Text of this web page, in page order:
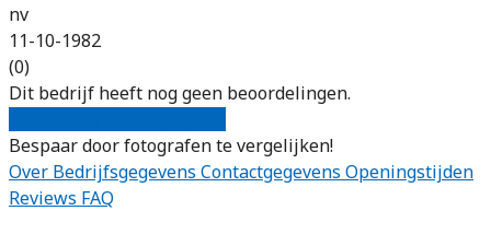
nv
11-10-1982
(0)
Dit bedrijf heeft nog geen beoordelingen.
Bespaar door fotografen te vergelijken!
Over Bedrijfsgegevens Contactgegevens Openingstijden
Reviews FAQ